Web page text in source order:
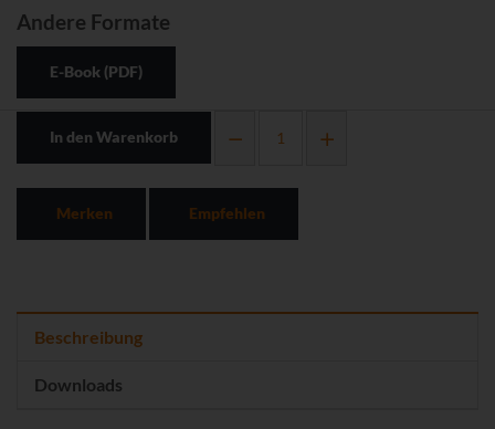
Andere Formate
E-Book (PDF)
In den Warenkorb
Merken Empfehlen
Beschreibung
Downloads